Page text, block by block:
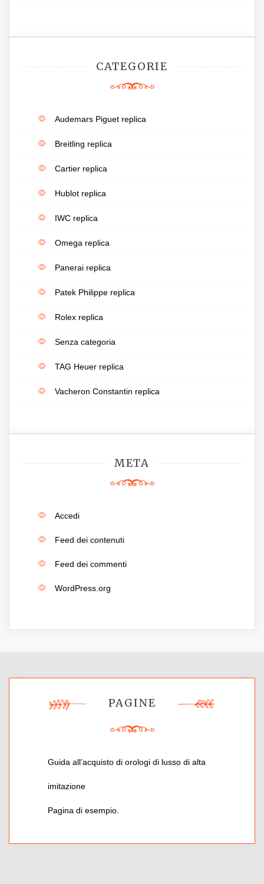
CATEGORIE
Audemars Piguet replica
Breitling replica
Cartier replica
Hublot replica
IWC replica
Omega replica
Panerai replica
Patek Philippe replica
Rolex replica
Senza categoria
TAG Heuer replica
Vacheron Constantin replica
META
Accedi
Feed dei contenuti
Feed dei commenti
WordPress.org
PAGINE
Guida all’acquisto di orologi di lusso di alta
imitazione
Pagina di esempio.